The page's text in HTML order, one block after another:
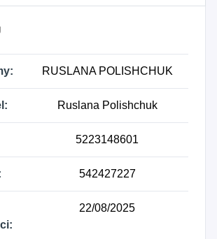
prowadzona w
sklepach, 4762Z - Sprzedaż
i artykułów piśmiennych
wyspecjalizowanych sklepach,
detaliczna sprzętu sportowego
wyspecjalizowanych sklepach,
detaliczna wyrobów
prowadzona w
sklepach, 4775Z - Sprzedaż
i artykułów toaletowych
wyspecjalizowanych sklepach,
detaliczna prowadzona przez
RUSLANA POLISHCHUK
Ruslana Polishchuk
5223148601
542427227
22/08/2025